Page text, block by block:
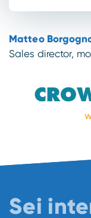
Matteo
Sales director,
Sei